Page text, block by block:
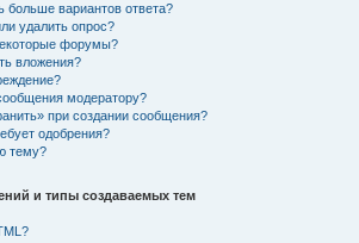
больше вариантов ответа?
удалить опрос?
форумы?
вложения?
модератору?
при создании сообщения?
одобрения?
тему?
и типы создаваемых тем